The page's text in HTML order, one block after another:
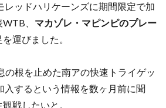
ッドハリケーンズに期間限定で加
、 マカゾレ・マピンピのプレー
運びました。
の根を止めた南アの快速トライゲッ
入するという情報を数ヶ月前に聞
戦したいと。